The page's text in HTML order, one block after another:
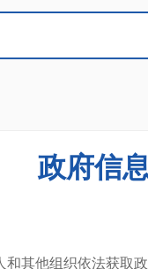
政府信
他组织依法获取政